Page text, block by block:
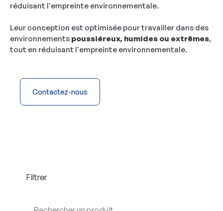
réduisant l'empreinte environnementale.
Leur conception est optimisée pour travailler dans des
environnements poussiéreux, humides ou extrêmes,
tout en réduisant l'empreinte environnementale.
Contactez-nous
Filtrer